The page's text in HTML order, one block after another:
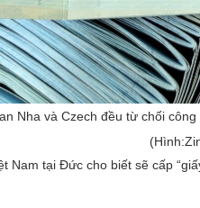
Nha và Czech đều từ chối
Nam tại Đức cho biết sẽ cấp